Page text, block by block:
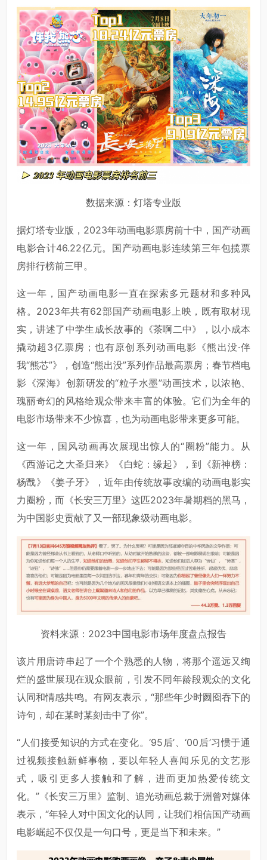
数据来源：灯塔专业版
据灯塔专业版，2023年动画电影票房前十中，国产动画
电影合计46.22亿元。国产动画电影连续第三年包揽票
房排行榜前三甲。
这一年，国产动画电影一直在探索多元题材和多种风
格。2023年共有62部国产动画电影上映，既有取材现
实，讲述了中学生成长故事的《茶啊二中》，以小成本
撬动超3亿票房；也有原创系列动画电影《熊出没·伴
我“熊芯”》，创造“熊出没”系列作品最高票房；春节档电
影《深海》创新研发的“粒子水墨”动画技术，以浓艳、
瑰丽奇幻的风格给观众带来丰富的体验。它们为全年的
电影市场带来不少惊喜，也为动画电影带来更多可能。
这一年，国风动画再次展现出惊人的“圈粉”能力。从
《西游记之大圣归来》《白蛇：缘起》，到《新神榜：
杨戬》《姜子牙》，近年由传统故事改编的动画电影实
力圈粉，而《长安三万里》这匹2023年暑期档的黑马，
为中国影史贡献了又一部现象级动画电影。
资料来源：2023中国电影市场年度盘点报告
该片用唐诗串起了一个个熟悉的人物，将那个遥远又绚
烂的盛世展现在观众眼前，引发不同年龄段观众的文化
认同和情感共鸣。有网友表示，“那些年少时囫囵吞下的
诗句，却在某时某刻击中了你”。
“人们接受知识的方式在变化。‘95后’、‘00后’习惯于通
过视频接触新鲜事物，要以年轻人喜闻乐见的文艺形
式，吸引更多人接触和了解，进而更加热爱传统文
化。”《长安三万里》监制、追光动画总裁于洲曾对媒体
表示，“年轻人对中国文化的认同，让我们相信国产动画
电影崛起不仅仅是一句口号，更是当下和未来。”